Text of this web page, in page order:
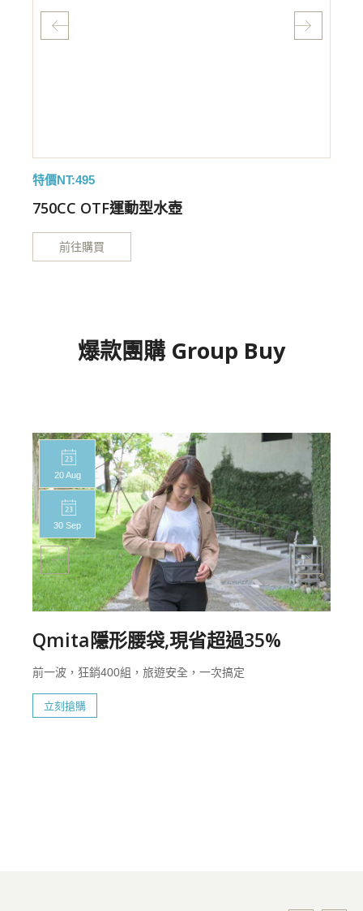
特價NT:495
750CC OTF運動型水壺
前往購買
爆款團購 Group Buy
20 Aug
30 Sep
Qmita隱形腰袋,現省超過35%
前一波，狂銷400組，旅遊安全，一次搞定
立刻搶購